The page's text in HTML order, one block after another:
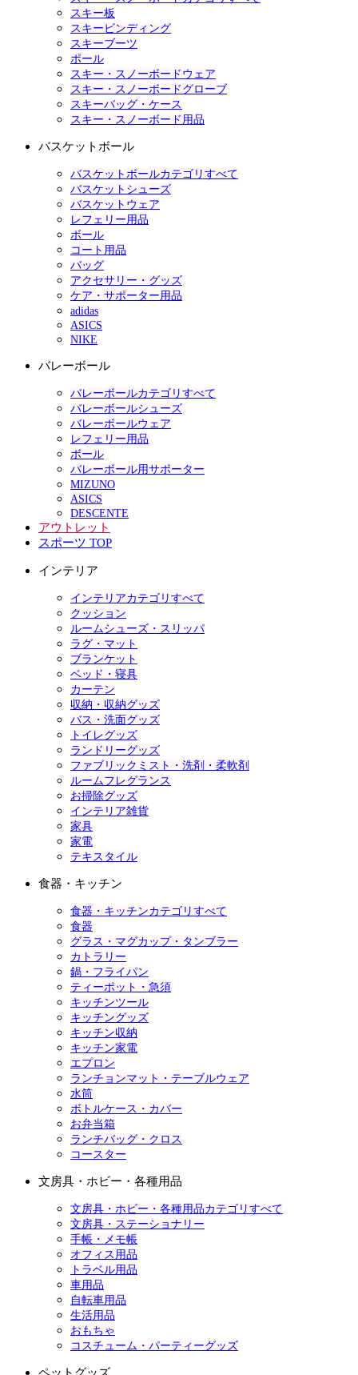
スキー板
スキービンディング
スキーブーツ
ポール
スキー・スノーボードウェア
スキー・スノーボードグローブ
スキーバッグ・ケース
スキー・スノーボード用品
バスケットボール
バスケットボールカテゴリすべて
バスケットシューズ
バスケットウェア
レフェリー用品
ボール
コート用品
バッグ
アクセサリー・グッズ
ケア・サポーター用品
adidas
ASICS
NIKE
バレーボール
バレーボールカテゴリすべて
バレーボールシューズ
バレーボールウェア
レフェリー用品
ボール
バレーボール用サポーター
MIZUNO
ASICS
DESCENTE
アウトレット
スポーツ TOP
インテリア
インテリアカテゴリすべて
クッション
ルームシューズ・スリッパ
ラグ・マット
ブランケット
ベッド・寝具
カーテン
収納・収納グッズ
バス・洗面グッズ
トイレグッズ
ランドリーグッズ
ファブリックミスト・洗剤・柔軟剤
ルームフレグランス
お掃除グッズ
インテリア雑貨
家具
家電
テキスタイル
食器・キッチン
食器・キッチンカテゴリすべて
食器
グラス・マグカップ・タンブラー
カトラリー
鍋・フライパン
ティーポット・急須
キッチンツール
キッチングッズ
キッチン収納
キッチン家電
エプロン
ランチョンマット・テーブルウェア
水筒
ボトルケース・カバー
お弁当箱
ランチバッグ・クロス
コースター
文房具・ホビー・各種用品
文房具・ホビー・各種用品カテゴリすべて
文房具・ステーショナリー
手帳・メモ帳
オフィス用品
トラベル用品
車用品
自転車用品
生活用品
おもちゃ
コスチューム・パーティーグッズ